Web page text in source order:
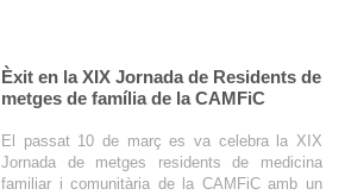
Èxit en la XIX Jornada de Residents de
metges de família de la CAMFiC
El passat 10 de març es va celebra la XIX
Jornada de metges residents de medicina
familiar i comunitària de la CAMFiC amb un